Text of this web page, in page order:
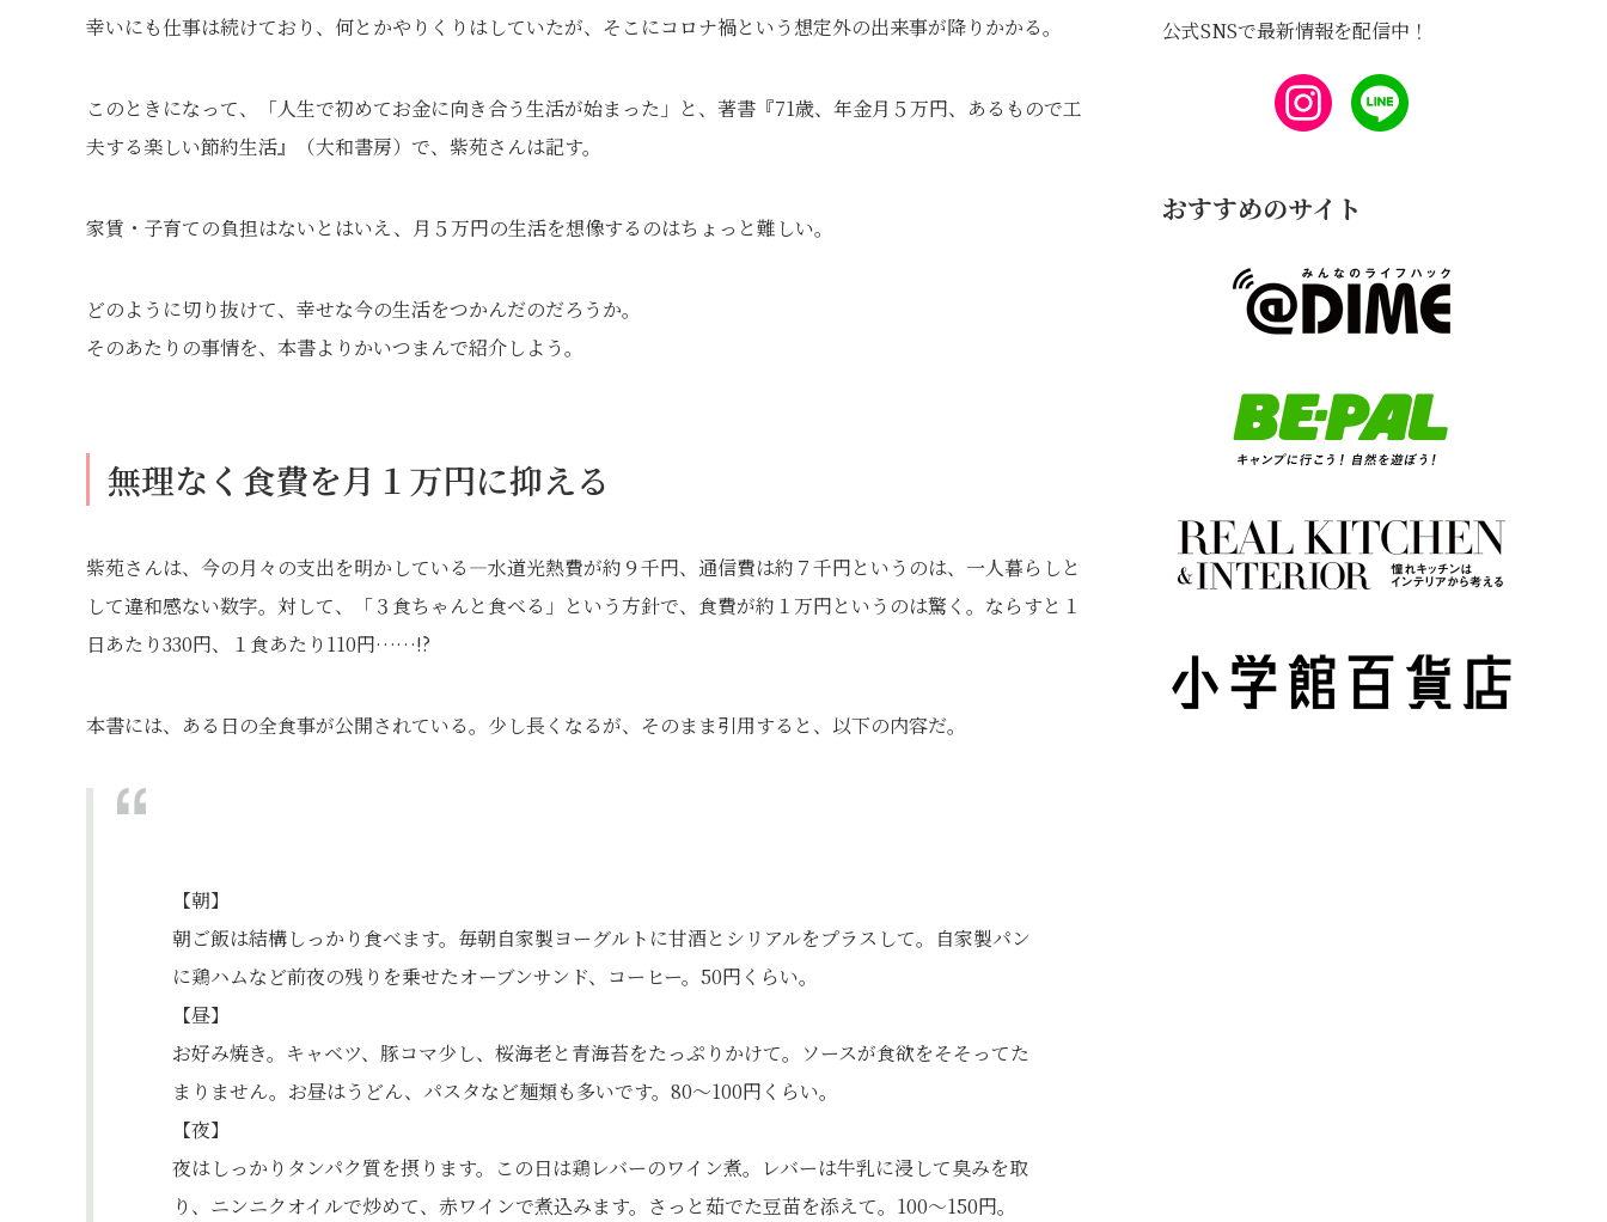
幸いにも仕事は続けており、何とかやりくりはしていたが、そこにコロナ禍という想定外の出来事が降りかかる。
このときになって、「人生で初めてお金に向き合う生活が始まった」と、著書『71歳、年金月５万円、あるもので工
夫する楽しい節約生活』（大和書房）で、紫苑さんは記す。
家賃・子育ての負担はないとはいえ、月５万円の生活を想像するのはちょっと難しい。
どのように切り抜けて、幸せな今の生活をつかんだのだろうか。
そのあたりの事情を、本書よりかいつまんで紹介しよう。
無理なく食費を月１万円に抑える
紫苑さんは、今の月々の支出を明かしている―水道光熱費が約９千円、通信費は約７千円というのは、一人暮らしと
して違和感ない数字。対して、「３食ちゃんと食べる」という方針で、食費が約１万円というのは驚く。ならすと１
日あたり330円、１食あたり110円……!?
本書には、ある日の全食事が公開されている。少し長くなるが、そのまま引用すると、以下の内容だ。
【朝】
朝ご飯は結構しっかり食べます。毎朝自家製ヨーグルトに甘酒とシリアルをプラスして。自家製パン
に鶏ハムなど前夜の残りを乗せたオーブンサンド、コーヒー。50円くらい。
【昼】
お好み焼き。キャベツ、豚コマ少し、桜海老と青海苔をたっぷりかけて。ソースが食欲をそそってた
まりません。お昼はうどん、パスタなど麺類も多いです。80～100円くらい。
【夜】
夜はしっかりタンパク質を摂ります。この日は鶏レバーのワイン煮。レバーは牛乳に浸して臭みを取
り、ニンニクオイルで炒めて、赤ワインで煮込みます。さっと茹でた豆苗を添えて。100～150円。
公式SNSで最新情報を配信中！
おすすめのサイト